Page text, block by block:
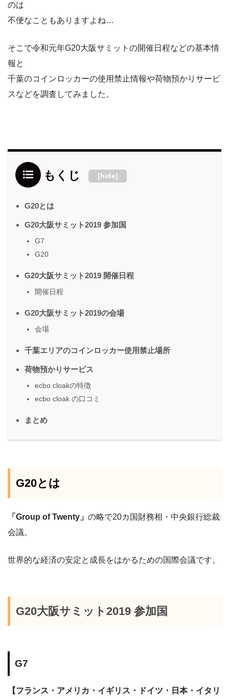
のは
不便なこともありますよね…
そこで令和元年G20大阪サミットの開催日程などの基本情
報と
千葉のコインロッカーの使用禁止情報や荷物預かりサービ
スなどを調査してみました。
もくじ [hide]
G20とは
G20大阪サミット2019 参加国
G7
G20
G20大阪サミット2019 開催日程
開催日程
G20大阪サミット2019の会場
会場
千葉エリアのコインロッカー使用禁止場所
荷物預かりサービス
ecbo cloakの特徴
ecbo cloak の口コミ
まとめ
G20とは
「 Group of Twenty 」 の略で20カ国財務相・中央銀行総裁
会議。
世界的な経済の安定と成長をはかるための国際会議です。
G20大阪サミット2019参加国
G7
【フランス・アメリカ・イギリス・ドイツ・日本・イタリ